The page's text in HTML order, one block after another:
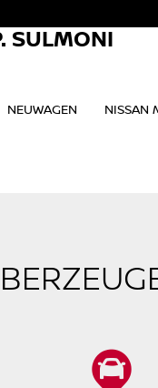
SULMONI
NEUWAGEN
NISSAN